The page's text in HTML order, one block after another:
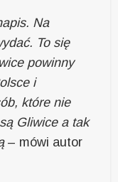
Na
To się
powinny
i
które nie
Gliwice a tak
– mówi autor